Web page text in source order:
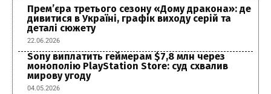
Прем’єра третього сезону «Дому дракона»: де
дивитися в Україні, графік виходу серій та
деталі сюжету
22.06.2026
Sony виплатить геймерам $7,8 млн через
монополію PlayStation Store: суд схвалив
мирову угоду
04.05.2026